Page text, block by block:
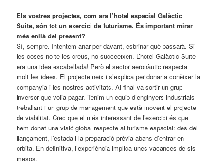
Els vostres projectes, com ara l’hotel espacial Galàctic
Suite, són tot un exercici de futurisme. És important mirar
més enllà del present?
Sí, sempre. Intentem anar per davant, esbrinar què passarà. Si
les coses no te les creus, no succeeixen. L’hotel Galàctic Suite
era una idea escabellada! Però el sector aeronàutic respecta
molt les idees. El projecte neix i s’explica per donar a conèixer la
companyia i les nostres activitats. Al final va sortir un grup
inversor que volia pagar. Tenim un equip d’enginyers industrials
treballant i un grup de management que està movent el projecte
de viabilitat. Crec que el més interessant de l’exercici és que
hem donat una visió global respecte al turisme espacial: des del
llançament, l’estada i la preparació prèvia abans d’entrar en
òrbita. En definitiva, l’experiència implica unes vacances de sis
mesos.